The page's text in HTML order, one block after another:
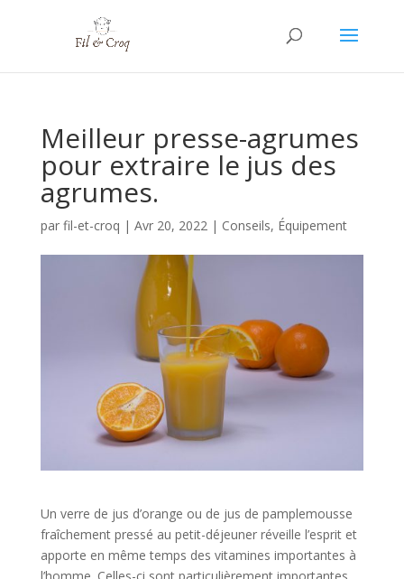
Meilleur presse-agrumes
pour extraire le jus des
agrumes.
par fil-et-croq | Avr 20, 2022| Conseils, Équipement
Un verre de jus d’orange ou de jus de pamplemousse
fraîchement pressé au petit-déjeuner réveille l’esprit et
apporte en même temps des vitamines importantes à